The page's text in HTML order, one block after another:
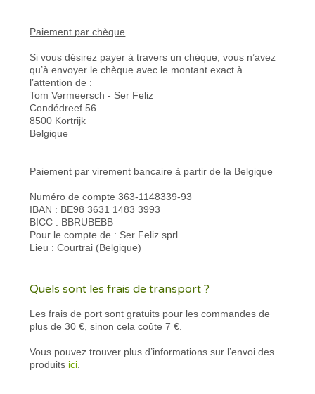
Paiement par chèque
Si vous désirez payer à travers un chèque, vous n’avez
qu’à envoyer le chèque avec le montant exact à
l’attention de :
Tom Vermeersch - Ser Feliz
Condédreef 56
8500 Kortrijk
Belgique
Paiement par virement bancaire à partir de la Belgique
Numéro de compte 363-1148339-93
IBAN : BE98 3631 1483 3993
BICC : BBRUBEBB
Pour le compte de : Ser Feliz sprl
Lieu : Courtrai (Belgique)
Quels sont les frais de transport ?
Les frais de port sont gratuits pour les commandes de
plus de 30 €, sinon cela coûte 7 €.
Vous pouvez trouver plus d’informations sur l’envoi des
produits ici